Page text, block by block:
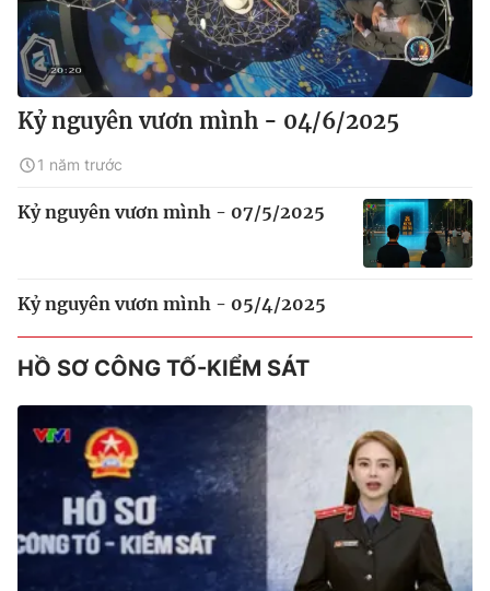
Kỷ nguyên vươn mình - 04/6/2025
1 năm trước
Kỷ nguyên vươn mình - 07/5/2025
Kỷ nguyên vươn mình - 05/4/2025
HỒ SƠ CÔNG TỐ-KIỂM SÁT